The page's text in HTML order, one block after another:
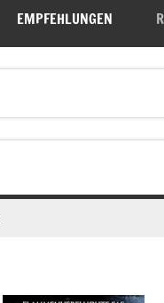
EMPFEHLUNGEN